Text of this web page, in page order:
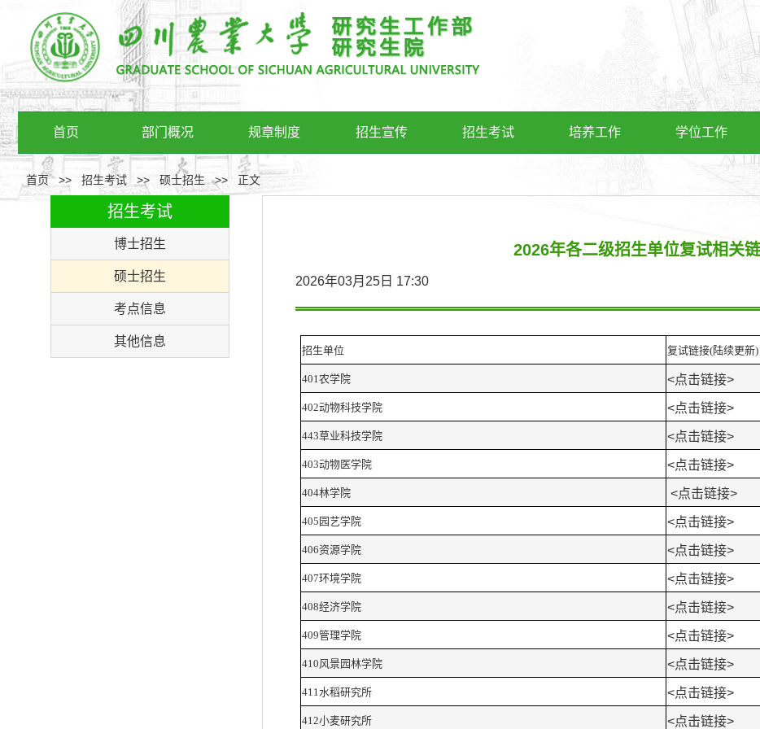
首页 部门概况 规章制度 招生宣传 招生考试 培养工作 学位工作
首页>> 招生考试 >> 硕士招生 >> 正文
招生考试
博士招生
硕士招生
考点信息
其他信息
2026年各二级招生单位复试相关
2026年03月25日 17:30
招生单位 复试链接(陆续更新)
401农学院 <点击链接>
402动物科技学院 <点击链接>
443草业科技学院 <点击链接>
403动物医学院 <点击链接>
404林学院 <点击链接>
405园艺学院 <点击链接>
406资源学院 <点击链接>
407环境学院 <点击链接>
408经济学院 <点击链接>
409管理学院 <点击链接>
410风景园林学院 <点击链接>
411水稻研究所 <点击链接>
412小麦研究所 <点击链接>